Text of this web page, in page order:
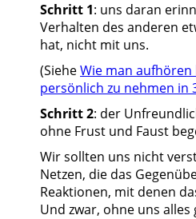
Schritt 1: uns daran
Verhalten des anderen
hat, nicht mit uns.
(SieheWie man aufhören
persönlich zu nehmen in
Schritt 2: der
ohne Frust und Faust
Wir sollten uns nicht
Netzen, die das
Reaktionen, mit denen
Und zwar, ohne uns alles